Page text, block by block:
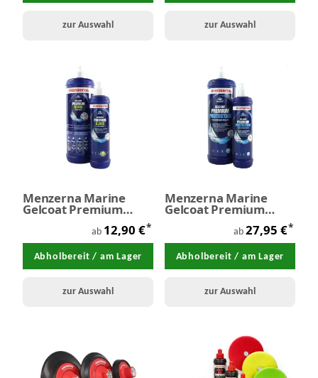
zur Auswahl zur Auswahl
Menzerna Marine
Gelcoat Premium
ab 12,90 €*
Abholbereit / am Lager
zur Auswahl
Menzerna Marine
Gelcoat Premium
ab 27,95 €*
Abholbereit / am Lager
zur Auswahl